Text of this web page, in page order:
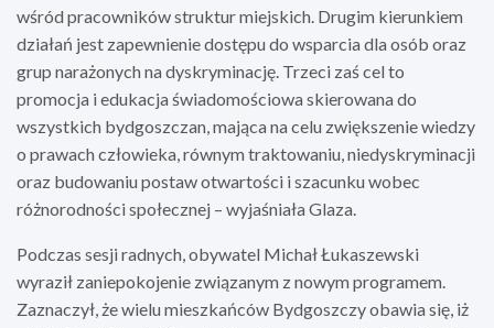
wśród pracowników struktur miejskich. Drugim kierunkiem
działań jest zapewnienie dostępu do wsparcia dla osób oraz
grup narażonych na dyskryminację. Trzeci zaś cel to
promocja i edukacja świadomościowa skierowana do
wszystkich bydgoszczan, mająca na celu zwiększenie wiedzy
o prawach człowieka, równym traktowaniu, niedyskryminacji
oraz budowaniu postaw otwartości i szacunku wobec
różnorodności społecznej – wyjaśniała Glaza.
Podczas sesji radnych, obywatel Michał Łukaszewski
wyraził zaniepokojenie związanym z nowym programem.
Zaznaczył, że wielu mieszkańców Bydgoszczy obawia się, iż